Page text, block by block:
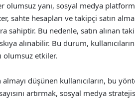
olumsuz yanı, sosyal medya
sahte hesapları ve takipçi satın
sahiptir. Bu nedenle, satın alınan
alınabilir. Bu durum,
olumsuz etkiler.
düşünen kullanıcıların, bu
artırmak, sosyal medya